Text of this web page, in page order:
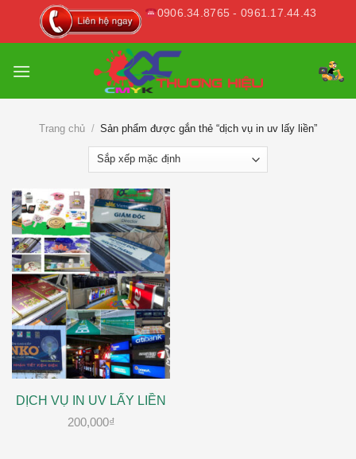
0906.34.8765 - 0961.17.44.43
Trang chủ / Sản phẩm được gắn thẻ “dịch vụ in uv lấy liền”
DỊCH VỤ IN UV LẤY LIỀN
200,000₫